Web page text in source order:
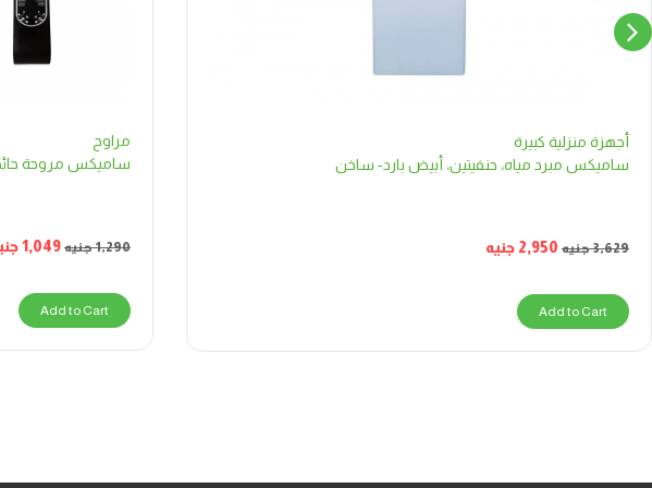
أجهزة منزلية كبيرة
ساميكس مبرد مياه، حنفيتين، أبيض بارد- ساخن
3,629جنيه 2,950 جنيه
Add to Cart
مراوح
ساميكس مروحة حائط 18 بوصة بالريموت
1,290جنيه 1,049
Add to Cart